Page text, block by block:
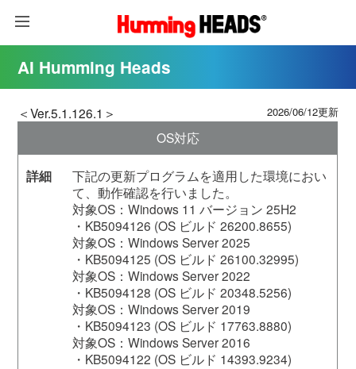
AI Humming Heads
＜Ver.5.1.126.1＞ 2026/06/12更新
OS対応
下記の更新プログラムを適用した環境におい
て、動作確認を行いました。
対象OS：Windows 11 バージョン 25H2
・KB5094126 (OS ビルド 26200.8655)
対象OS：Windows Server 2025
・KB5094125 (OS ビルド 26100.32995)
対象OS：Windows Server 2022
・KB5094128 (OS ビルド 20348.5256)
対象OS：Windows Server 2019
・KB5094123 (OS ビルド 17763.8880)
対象OS：Windows Server 2016
・KB5094122 (OS ビルド 14393.9234)